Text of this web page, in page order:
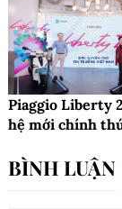
Piaggio Liberty
hệ mới chính